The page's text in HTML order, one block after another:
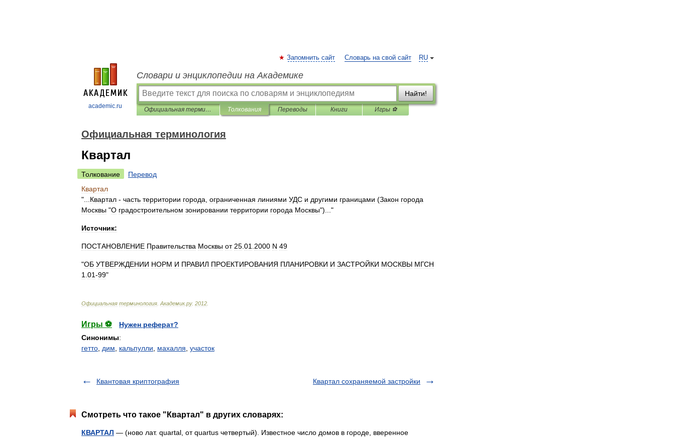
academic.ru
RU
Запомнить сайт Словарь на свой сайт
Словари и энциклопедии на Академике
Найти!
Официальная терминология Толкования Переводы Книги Игры ⚽
Официальная терминология
Квартал
Толкование
Перевод
Квартал
"... Квартал - часть территории города ограниченная линиями УДС и другими границами (Закон города
Москвы "О градостроительном зонировании территории города Москвы")..."
Источник:
ПОСТАНОВЛЕНИЕ Правительства Москвы от 25 01 2000 N 49
"ОБ УТВЕРЖДЕНИИ НОРМ И ПРАВИЛ ПРОЕКТИРОВАНИЯ ПЛАНИРОВКИ И ЗАСТРОЙКИ МОСКВЫ МГСН
1 01-99"
Официальная терминология Академик.ру. 2012
Игры ⚽
Нужен реферат?
Синонимы:
гетто дим кальпулли махалля участок
Квантовая криптография Квартал сохраняемой застройки
Смотреть что такое "Квартал" в других словарях:
КВАРТАЛ — (ново лат. quartal, от quartus четвертый). Известное число домов в городе, вверенное